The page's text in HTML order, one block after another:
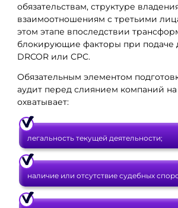
обязательствам, структуре
взаимоотношениям с третьими
этом этапе впоследствии
блокирующие факторы при подаче
DRCOR или CPC.
Обязательным элементом
аудит перед слиянием компаний
охватывает:
легальность текущей деятельности;
наличие или отсутствие судебных